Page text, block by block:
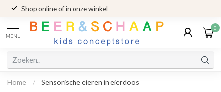
Shop online of in onze winkel
MENU
0
Home / Sensorische eieren in eierdoos